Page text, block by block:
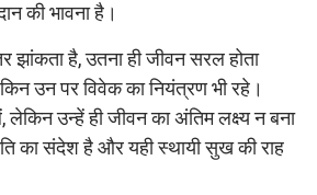
की भावना है।
झांकता है, उतना ही जीवन सरल होता
उन पर विवेक का नियंत्रण भी रहे।
उन्हें ही जीवन का अंतिम लक्ष्य न बना
का संदेश है और यही स्थायी सुख की राह